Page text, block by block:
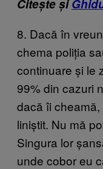
Citește și
8. Dacă în
chema poliția
continuare și le
99% din cazuri
dacă îi
liniștit. Nu mă
Singura lor
unde cobor eu